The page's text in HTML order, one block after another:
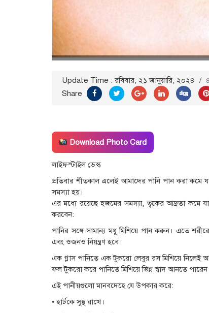
Update Time : রবিবার, ২১ জানুয়ারি, ২০২৪ /
Share
Download Photo Card
লাইফস্টাইল ডেস্ক
প্রতিবার শীতকাল এলেই আমাদের পানি পান করা
সমস্যা হয়।
এর মধ্যে রয়েছে হজমের সমস্যা, ত্বকের আদ্রতা কমে
করবেন:
পানির সঙ্গে সামান্য মধু মিশিয়ে পান করুন। এতে
এবং ওজনও নিয়ন্ত্রণ হবে।
এক গ্লাস পানিতে এক টুকরো লেবুর রস মিশিয়ে নিলেই
ফল টুকরো করে পানিতে মিশিয়ে ভিন্ন স্বাদ আনতে
এই পানীয়গুলো মানবদেহে যে উপকার করে:
• হার্টকে সুস্থ রাখে।